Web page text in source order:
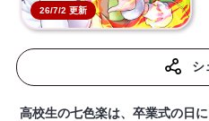
26/7/2 更新
シ
高校生の七色楽は、卒業式の日